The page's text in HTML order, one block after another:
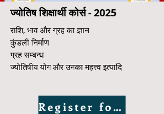
ज्योतिष शिक्षार्थी कोर्स - 2025
राशि, भाव और ग्रह का ज्ञान
कुंडली निर्माण
ग्रह सम्बन्ध
ज्योतिषीय योग और उनका महत्त्व इत्यादि
Register for Demo